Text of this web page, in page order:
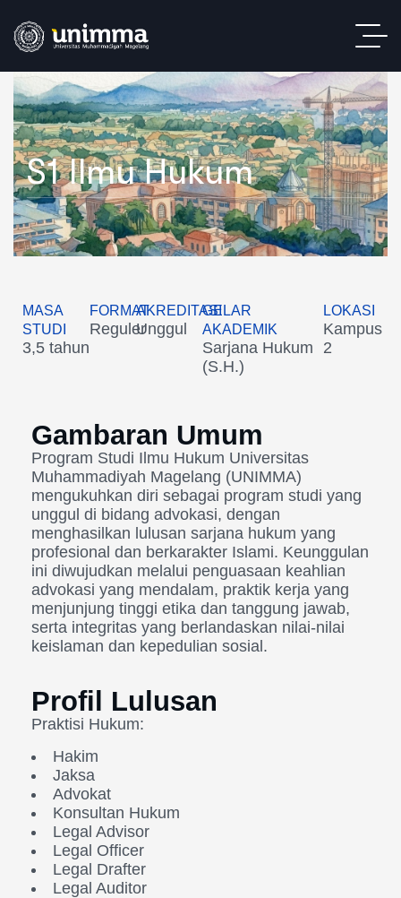
S1 Ilmu Hukum
MASA
STUDI
3,5 tahun
FORMAT
Reguler
AKREDITASI
Unggul
GELAR
AKADEMIK
Sarjana Hukum
(S.H.)
LOKASI
Kampus
2
Gambaran Umum
Program Studi Ilmu Hukum Universitas
Muhammadiyah Magelang (UNIMMA)
mengukuhkan diri sebagai program studi yang
unggul di bidang advokasi, dengan
menghasilkan lulusan sarjana hukum yang
profesional dan berkarakter Islami. Keunggulan
ini diwujudkan melalui penguasaan keahlian
advokasi yang mendalam, praktik kerja yang
menjunjung tinggi etika dan tanggung jawab,
serta integritas yang berlandaskan nilai-nilai
keislaman dan kepedulian sosial.
Profil Lulusan
Praktisi Hukum:
Hakim
Jaksa
Advokat
Konsultan Hukum
Legal Advisor
Legal Officer
Legal Drafter
Legal Auditor